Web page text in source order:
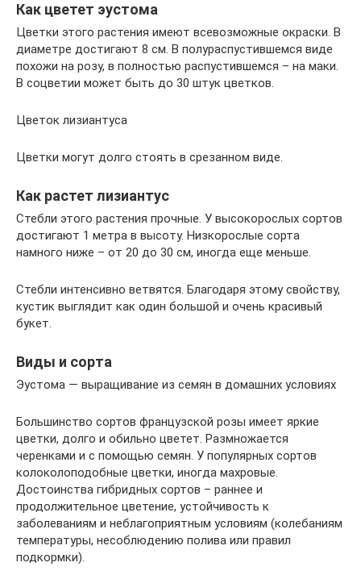
Как цветет эустома
Цветки этого растения имеют всевозможные окраски. В
диаметре достигают 8 см. В полураспустившемся виде
похожи на розу, в полностью распустившемся – на маки.
В соцветии может быть до 30 штук цветков.
Цветок лизиантуса
Цветки могут долго стоять в срезанном виде.
Как растет лизиантус
Стебли этого растения прочные. У высокорослых сортов
достигают 1 метра в высоту. Низкорослые сорта
намного ниже – от 20 до 30 см, иногда еще меньше.
Стебли интенсивно ветвятся. Благодаря этому свойству,
кустик выглядит как один большой и очень красивый
букет.
Виды и сорта
Эустома — выращивание из семян в домашних условиях
Большинство сортов французской розы имеет яркие
цветки, долго и обильно цветет. Размножается
черенками и с помощью семян. У популярных сортов
колоколоподобные цветки, иногда махровые.
Достоинства гибридных сортов – раннее и
продолжительное цветение, устойчивость к
заболеваниям и неблагоприятным условиям (колебаниям
температуры, несоблюдению полива или правил
подкормки).